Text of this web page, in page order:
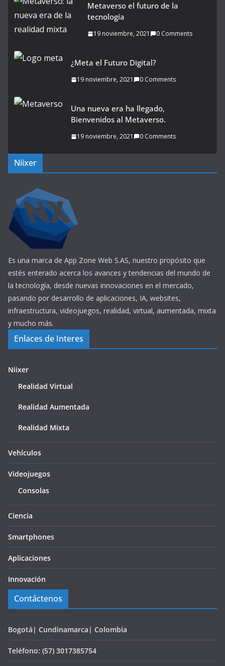
Metaverso el futuro de la
tecnología
19 noviembre, 2021 0 Comments
¿Meta el Futuro Digital?
19 noviembre, 2021 0 Comments
Una nueva era ha llegado,
Bienvenidos al Metaverso.
19 noviembre, 2021 0 Comments
Niixer
Es una marca de App Zone Web S.AS, nuestro propósito que
estés enterado acerca los avances y tendencias del mundo de
la tecnología, desde nuevas innovaciones en el mercado,
pasando por desarrollo de aplicaciones, IA, websites,
infraestructura, videojuegos, realidad, virtual, aumentada, mixta
y mucho más.
Enlaces de Interes
Niixer
Realidad Virtual
Realidad Aumentada
Realidad Mixta
Vehículos
Videojuegos
Consolas
Ciencia
Smartphones
Aplicaciones
Innovación
Contáctenos
Bogotá| Cundinamarca| Colombia
Teléfono: (57) 3017385754